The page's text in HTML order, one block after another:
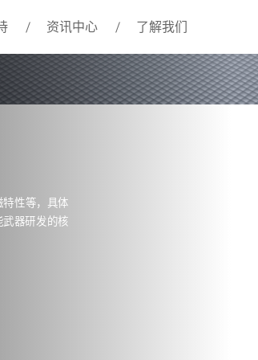
资讯中心 了解我们
特性等，具体
武器研发的核